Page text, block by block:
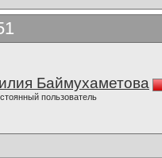
Баймухаметова
пользователь